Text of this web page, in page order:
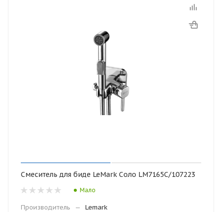
Смеситель для биде LeMark Соло LM7165C/107223
Мало
Производитель —
Lemark